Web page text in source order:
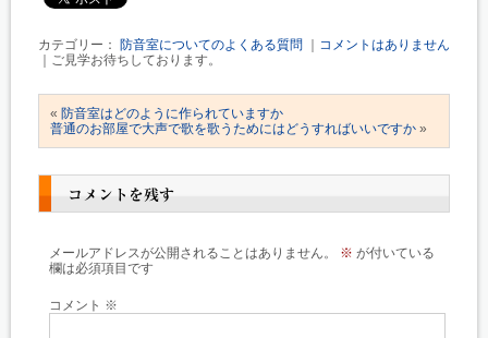
カテゴリー： 防音室についてのよくある質問
コメントはありません
｜ご見学お待ちしております。
« 防音室はどのように作られていますか
普通のお部屋で大声で歌を歌うためにはどうすればいいですか »
コメントを残す
メールアドレスが公開されることはありません。 ※ が付いている
欄は必須項目です
コメント ※